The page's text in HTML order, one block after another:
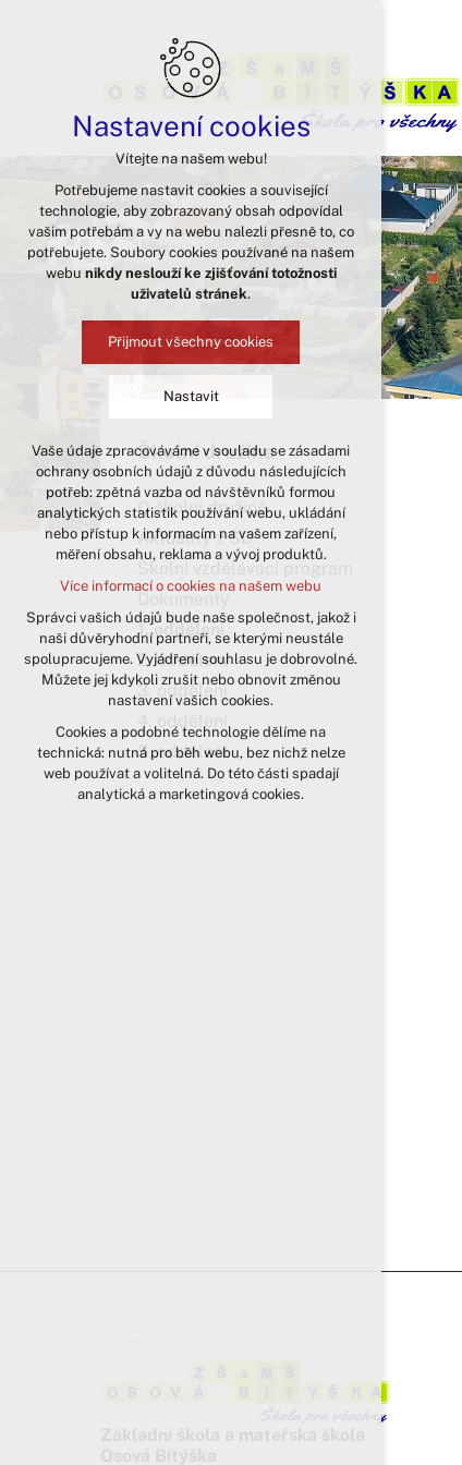
Školní družina
O školní družině
Aktuality z ŠD
Školní vzdělávací program
1. oddělení
2. oddělení
3. oddělení
4. oddělení
5. oddělení
Nastavení cookies
Vítejte na našem webu!
Potřebujeme nastavit cookies a související
technologie, aby zobrazovaný obsah odpovídal
vašim potřebám a vy na webu nalezli přesně to, co
potřebujete. Soubory cookies používané na našem
webu nikdy neslouží ke zjišťování totožnosti
uživatelů stránek.
Přijmout všechny cookies
Nastavit
Technická cookies
nutná pro provozování webu
udržení kontextu stránek (session):
případná přihlášení, volby jazyka, apod.
analytická pro anonymizované
vyhodnocení návštěvnosti
marketingová cookies (Google)
Více informací o cookies na našem webu
Přijmout všechny cookies
Odmítnout vše
Vaše údaje zpracováváme v souladu se zásadami
ochrany osobních údajů z důvodu následujících
potřeb: zpětná vazba od návštěvníků formou
analytických statistik používání webu, ukládání
nebo přístup k informacím na vašem zařízení,
měření obsahu, reklama a vývoj produktů.
Více informací o cookies na našem webu
Správci vašich údajů bude naše společnost, jakož i
naši důvěryhodní partneři, se kterými neustále
spolupracujeme. Vyjádření souhlasu je dobrovolné.
Můžete jej kdykoli zrušit nebo obnovit změnou
nastavení vašich cookies.
Cookies a podobné technologie dělíme na
technická: nutná pro běh webu, bez nichž nelze
web používat a volitelná. Do této části spadají
analytická a marketingová cookies.